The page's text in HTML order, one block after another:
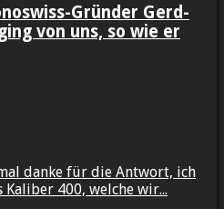
Gründer Gerd-
von uns, so wie er
danke für die Antwort, ich
400, welche wir...